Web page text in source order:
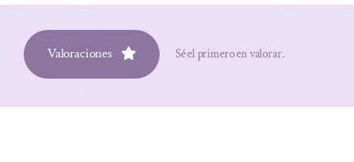
Valoraciones Sé el primero en valorar.